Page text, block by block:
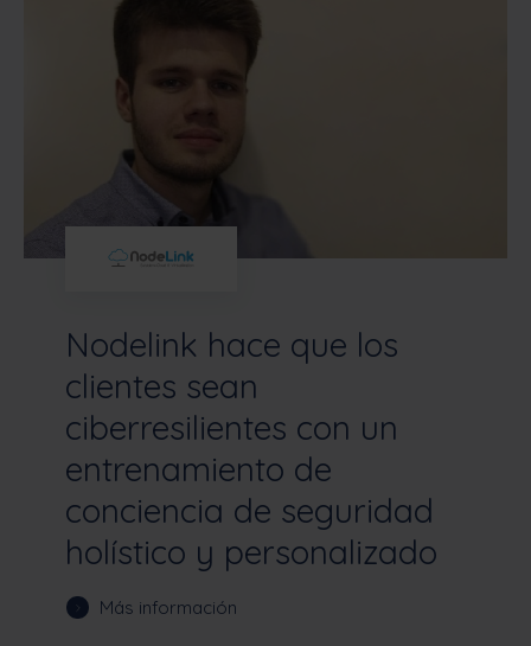
Nodelink hace que los
clientes sean
ciberresilientes con un
entrenamiento de
conciencia de seguridad
holístico y personalizado
Más información